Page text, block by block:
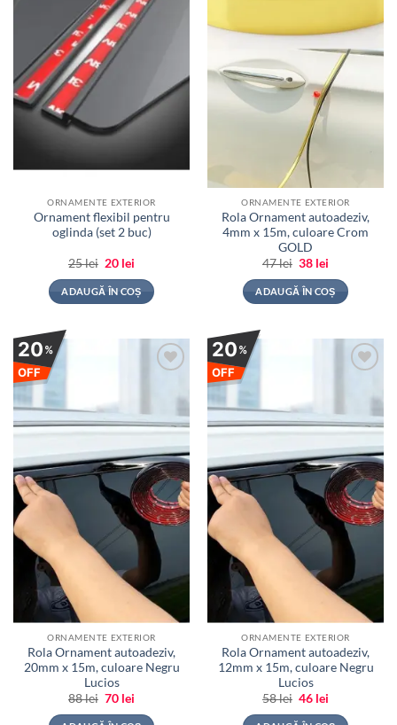
ORNAMENTE EXTERIOR
Ornament flexibil pentru
oglinda (set 2 buc)
25lei Prețul
a
fost:
25 lei.
20 lei
este:
20 lei.
ADAUGĂ ÎN COȘ
ORNAMENTE EXTERIOR
Rola Ornament autoadeziv,
4mm x 15m, culoare Crom
GOLD
47lei Prețul
a
fost:
47 lei.
38 lei
este:
38 lei.
ADAUGĂ ÎN COȘ
20%
OFF
ORNAMENTE EXTERIOR
Rola Ornament autoadeziv,
20mm x 15m, culoare Negru
Lucios
88lei Prețul
a
70 lei
este:
20%
OFF
ORNAMENTE EXTERIOR
Rola Ornament autoadeziv,
12mm x 15m, culoare Negru
Lucios
58lei Prețul
a
46 lei
este: